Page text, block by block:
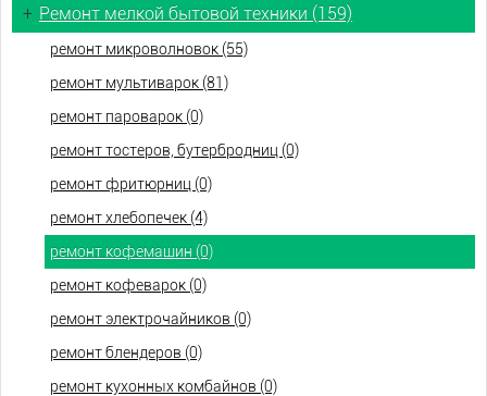
+ Ремонт мелкой бытовой техники (159)
ремонт микроволновок (55)
ремонт мультиварок (81)
ремонт пароварок (0)
ремонт тостеров, бутербродниц (0)
ремонт фритюрниц (0)
ремонт хлебопечек (4)
ремонт кофемашин (0)
ремонт кофеварок (0)
ремонт электрочайников (0)
ремонт блендеров (0)
ремонт кухонных комбайнов (0)